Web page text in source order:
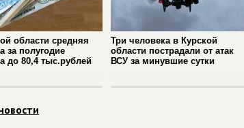
области средняя
за полугодие
до 80,4 тыс.рублей
Три человека в Курской
области пострадали от атак
ВСУ за минувшие сутки